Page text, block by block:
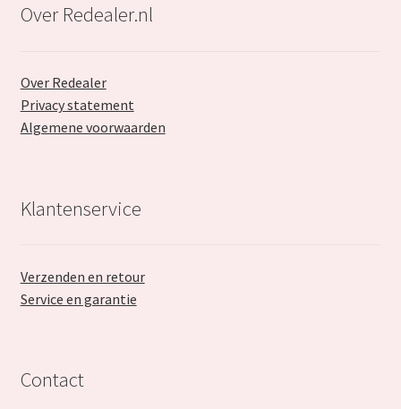
Over Redealer.nl
Over Redealer
Privacy statement
Algemene voorwaarden
Klantenservice
Verzenden en retour
Service en garantie
Contact